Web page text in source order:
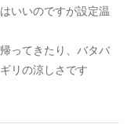
いいのですが設定温
ってきたり、バタバ
リの涼しさです